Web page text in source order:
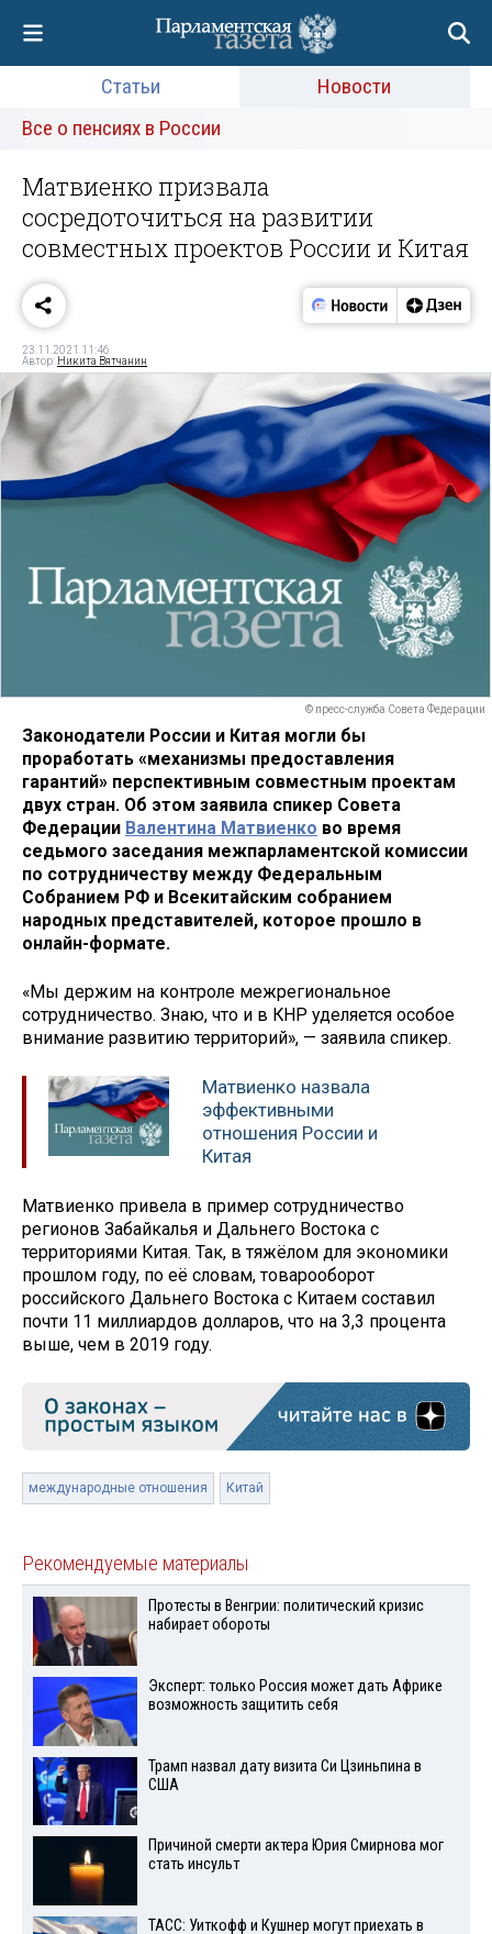
Статьи
Новости
Все о пенсиях в России
Матвиенко призвала
сосредоточиться на развитии
совместных проектов России и Китая
23.11.2021 11:46
Автор: Никита Вятчанин
© пресс-служба Совета Федерации
Законодатели России и Китая могли бы
проработать «механизмы предоставления
гарантий» перспективным совместным проектам
двух стран. Об этом заявила спикер Совета
Федерации Валентина Матвиенко во время
седьмого заседания межпарламентской комиссии
по сотрудничеству между Федеральным
Собранием РФ и Всекитайским собранием
народных представителей, которое прошло в
онлайн-формате.
«Мы держим на контроле межрегиональное
сотрудничество. Знаю, что и в КНР уделяется особое
внимание развитию территорий», — заявила спикер.
Матвиенко назвала
эффективными
отношения России и
Китая
Матвиенко привела в пример сотрудничество
регионов Забайкалья и Дальнего Востока с
территориями Китая. Так, в тяжёлом для экономики
прошлом году, по её словам, товарооборот
российского Дальнего Востока с Китаем составил
почти 11 миллиардов долларов, что на 3,3 процента
выше, чем в 2019 году.
международные отношения Китай
Рекомендуемые материалы
Протесты в Венгрии: политический кризис
набирает обороты
Эксперт: только Россия может дать Африке
возможность защитить себя
Трамп назвал дату визита Си Цзиньпина в
США
Причиной смерти актера Юрия Смирнова мог
стать инсульт
ТАСС: Уиткофф и Кушнер могут приехать в